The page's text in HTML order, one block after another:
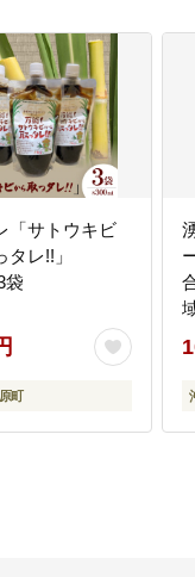
「サトウキビ
レ!!」
袋
町